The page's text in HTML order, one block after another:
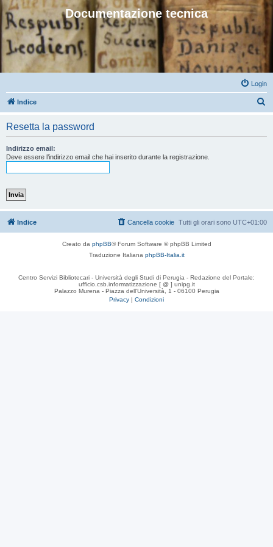
Documentazione tecnica
Login
Indice
Resetta la password
Indirizzo email:
Deve essere l’indirizzo email che hai inserito durante la registrazione.
Indice Tutti gli orari sono UTC+01:00
Cancella cookie
Creato da phpBB® Forum Software © phpBB Limited
Traduzione Italiana phpBB-Italia.it
Centro Servizi Bibliotecari - Università degli Studi di Perugia - Redazione del Portale:
ufficio.csb.informatizzazione [ @ ] unipg.it
Palazzo Murena - Piazza dell'Università, 1 - 06100 Perugia
Privacy | Condizioni